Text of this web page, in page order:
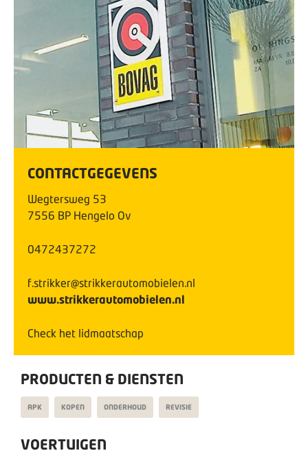
CONTACTGEGEVENS
Wegtersweg 53
7556 BP Hengelo Ov
0472437272
f.strikker@strikkerautomobielen.nl
www.strikkerautomobielen.nl
Check het lidmaatschap
PRODUCTEN & DIENSTEN
APK KOPEN ONDERHOUD REVISIE
VOERTUIGEN